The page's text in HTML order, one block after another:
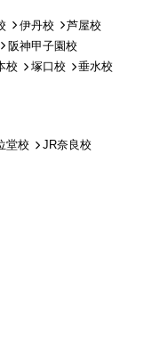
伊丹校
芦屋校
阪神甲子園校
校 塚口校
垂水校
堂校
JR奈良校